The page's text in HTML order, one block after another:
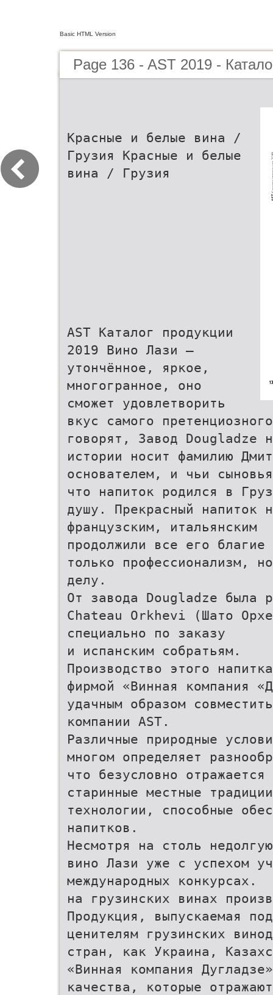
Basic HTML Version
Page 136 - AST 2019 -
Красные и белые вина /
Грузия Красные и белые
вина / Грузия
AST Каталог продукции
2019 Вино Лази —
утончённое, яркое,
многогранное, оно
сможет удовлетворить
вкус самого
говорят, Завод Dougladze
истории носит фамилию
основателем, и чьи
что напиток родился в
душу. Прекрасный напиток
французским, итальянским
продолжили все его
только профессионализм,
делу.
От завода Dougladze была
Chateau Orkhevi (Шато
специально по заказу
и испанским собратьям.
Производство этого
фирмой «Винная компания
удачным образом совместить
компании АST.
Различные природные
многом определяет
что безусловно отражается
старинные местные
технологии, способные
напитков.
Несмотря на столь
вино Лази уже с успехом
международных конкурсах.
на грузинских винах
Продукция, выпускаемая
ценителям грузинских
стран, как Украина,
«Винная компания
качества, которые